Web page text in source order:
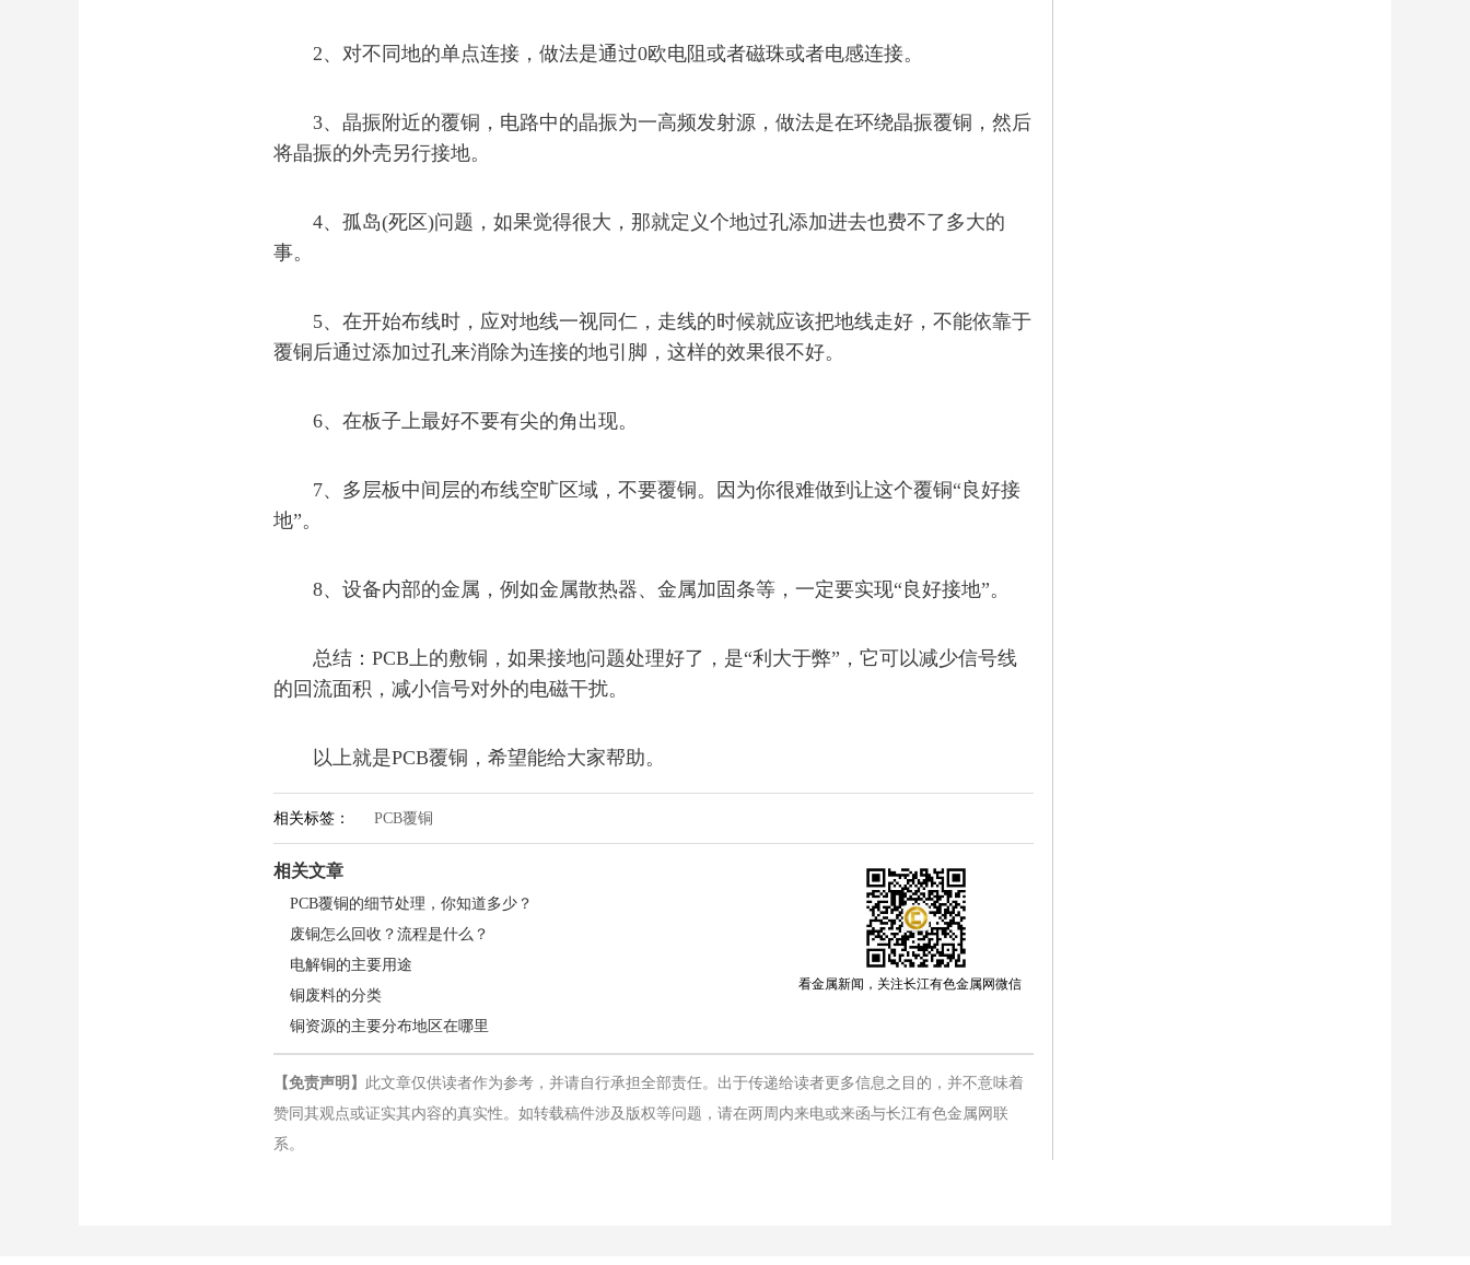
2、对不同地的单点连接，做法是通过0欧电阻或者磁珠或者电感连接。
3、晶振附近的覆铜，电路中的晶振为一高频发射源，做法是在环绕晶振覆铜，然后
将晶振的外壳另行接地。
4、孤岛(死区)问题，如果觉得很大，那就定义个地过孔添加进去也费不了多大的
事。
5、在开始布线时，应对地线一视同仁，走线的时候就应该把地线走好，不能依靠于
覆铜后通过添加过孔来消除为连接的地引脚，这样的效果很不好。
6、在板子上最好不要有尖的角出现。
7、多层板中间层的布线空旷区域，不要覆铜。因为你很难做到让这个覆铜“良好接
地”。
8、设备内部的金属，例如金属散热器、金属加固条等，一定要实现“良好接地”。
总结：PCB上的敷铜，如果接地问题处理好了，是“利大于弊”，它可以减少信号线
的回流面积，减小信号对外的电磁干扰。
以上就是PCB覆铜，希望能给大家帮助。
相关标签： PCB覆铜
相关文章
PCB覆铜的细节处理，你知道多少？
废铜怎么回收？流程是什么？
电解铜的主要用途
铜废料的分类
铜资源的主要分布地区在哪里
看金属新闻，关注长江有色金属网微信
【免责声明】 此文章仅供读者作为参考，并请自行承担全部责任。出于传递给读者更多信息之目的，并不意味着
赞同其观点或证实其内容的真实性。如转载稿件涉及版权等问题，请在两周内来电或来函与长江有色金属网联
系。